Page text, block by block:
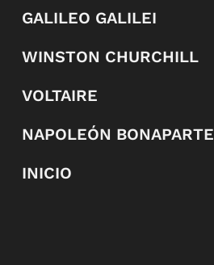
GALILEO GALILEI
WINSTON CHURCHILL
VOLTAIRE
NAPOLEÓN BONAPARTE
INICIO